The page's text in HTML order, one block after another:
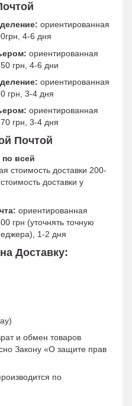
ориентированная
4-6 дня
ориентированная
грн, 4-6 дни
ориентированная
грн, 3-4 дня
ориентированная
грн, 3-4 дня
Почтой
всей
стоимость доставки 200-
доставки у
ориентированная
грн (уточнять точную
1-2 дня
Доставку:
и обмен товаров
Закону «О защите прав
по